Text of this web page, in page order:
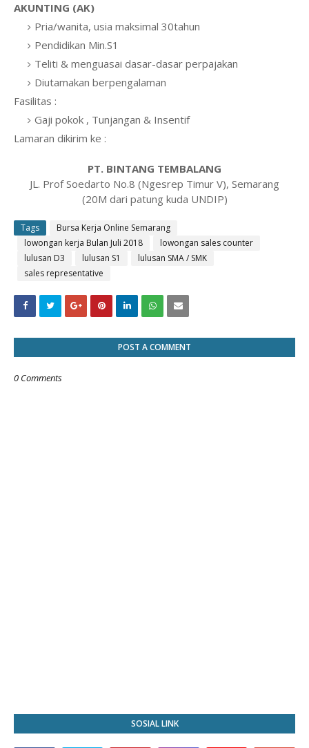
AKUNTING (AK)
Pria/wanita, usia maksimal 30tahun
Pendidikan Min.S1
Teliti & menguasai dasar-dasar perpajakan
Diutamakan berpengalaman
Fasilitas :
Gaji pokok , Tunjangan & Insentif
Lamaran dikirim ke :
PT. BINTANG TEMBALANG
JL. Prof Soedarto No.8 (Ngesrep Timur V), Semarang
(20M dari patung kuda UNDIP)
Tags
Bursa Kerja Online Semarang
lowongan kerja Bulan Juli 2018
lowongan sales counter
lulusan D3
lulusan S1
lulusan SMA / SMK
sales representative
POST A COMMENT
0 Comments
SOSIAL LINK